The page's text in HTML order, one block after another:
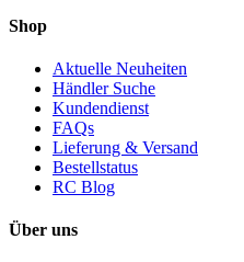
Shop
Aktuelle Neuheiten
Händler Suche
Kundendienst
FAQs
Lieferung & Versand
Bestellstatus
RC Blog
Über uns